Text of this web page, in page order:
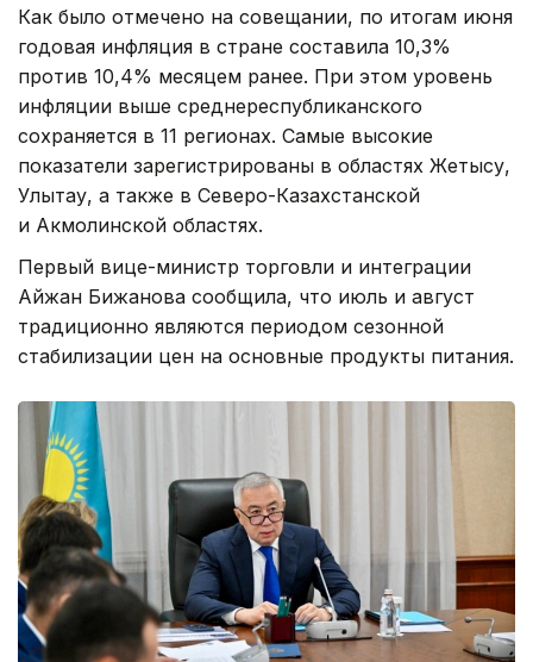
Как было отмечено на совещании, по итогам июня
годовая инфляция в стране составила 10,3%
против 10,4% месяцем ранее. При этом уровень
инфляции выше среднереспубликанского
сохраняется в 11 регионах. Самые высокие
показатели зарегистрированы в областях Жетысу,
Улытау, а также в Северо-Казахстанской
и Акмолинской областях.
Первый вице-министр торговли и интеграции
Айжан Бижанова сообщила, что июль и август
традиционно являются периодом сезонной
стабилизации цен на основные продукты питания.